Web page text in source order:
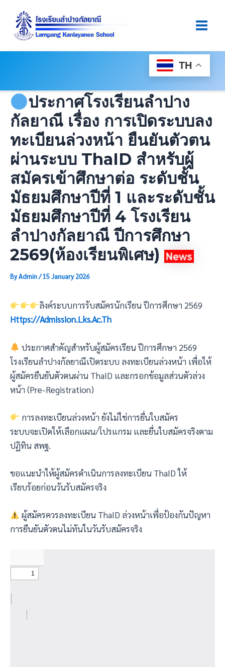
Content
TH
ประกาศโรงเรียนลำปาง
กัลยาณี เรื่อง การเปิดระบบลง
ทะเบียนล่วงหน้า ยืนยันตัวตน
ผ่านระบบ ThaID สำหรับผู้
สมัครเข้าศึกษาต่อ ระดับชั้น
มัธยมศึกษาปีที่ 1 และระดับชั้น
มัธยมศึกษาปีที่ 4 โรงเรียน
ลำปางกัลยาณี ปีการศึกษา
2569(ห้องเรียนพิเศษ)
ByAdmin/15 January 2026
ลิงค์ระบบการรับสมัครนักเรียน ปีการศึกษา 2569
Https://admission.lks.ac.th
ประกาศสำคัญสำหรับผู้สมัครเรียน ปีการศึกษา 2569
โรงเรียนลำปางกัลยาณีเปิดระบบ ลงทะเบียนล่วงหน้า เพื่อให้
ผู้สมัครยืนยันตัวตนผ่าน ThaID และกรอกข้อมูลส่วนตัวล่วง
หน้า (Pre-Registration)
การลงทะเบียนล่วงหน้า ยังไม่ใช่การยื่นใบสมัคร
ระบบจะเปิดให้เลือกแผน/โปรแกรม และยื่นใบสมัครจริงตาม
ปฏิทิน สพฐ.
ขอแนะนำให้ผู้สมัครดำเนินการลงทะเบียน ThaID ให้
เรียบร้อยก่อนวันรับสมัครจริง
ผู้สมัครควรลงทะเบียน ThaID ล่วงหน้าเพื่อป้องกันปัญหา
การยืนยันตัวตนไม่ทันในวันรับสมัครจริง
Navigation